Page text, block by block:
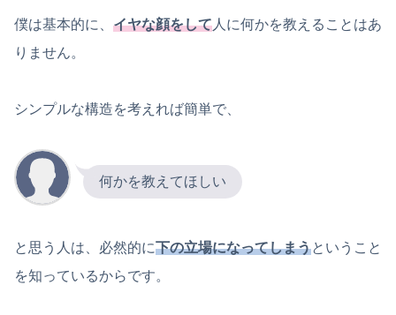
僕は基本的に、 イヤな顔をして人に何かを教えることはあ
りません。
シンプルな構造を考えれば簡単で、
何かを教えてほしい
と思う人は、必然的に下の立場になってしまうということ
を知っているからです。